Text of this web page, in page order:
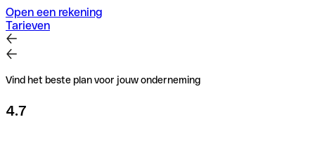
Open een rekening
Tarieven
Vind het beste plan voor jouw onderneming
4.7